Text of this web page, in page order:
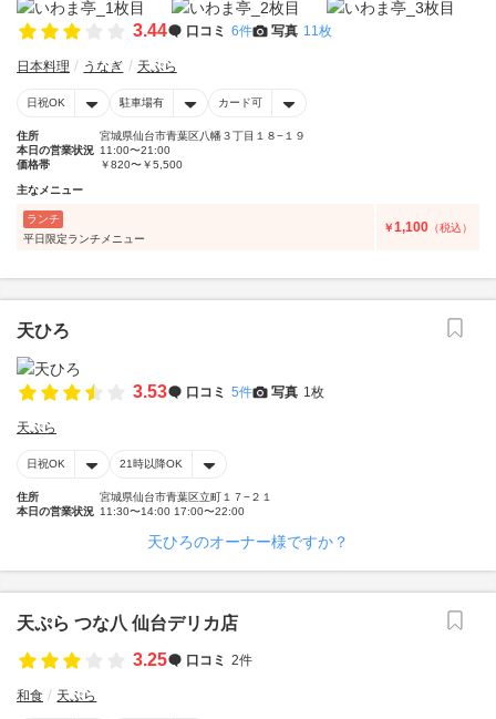
3.44 口コミ 6件 写真 11枚
日本料理 うなぎ 天ぷら
日祝OK 駐車場有 カード可
住所
宮城県仙台市青葉区八幡３丁目１８−１９
本日の営業状況 11:00〜21:00
価格帯
￥820〜￥5,500
主なメニュー
ランチ
平日限定ランチメニュー
￥1,100 （税込）
天ひろ
3.53 口コミ 5件 写真 1枚
天ぷら
日祝OK 21時以降OK
住所
宮城県仙台市青葉区立町１７−２１
本日の営業状況 11:30〜14:00 17:00〜22:00
天ひろのオーナー様ですか？
天ぷら つな八 仙台デリカ店
3.25
口コミ 2件
和食 天ぷら